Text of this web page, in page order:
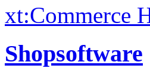
xt:Commerce
Shopsoftware